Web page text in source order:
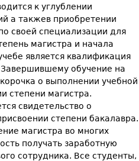
к углублении
а такжев приобретении
своей специализации для
магистра и начала
является квалификация
обучение на
о выполнении учебной
степени магистра.
свидетельство о
степени бакалавра.
магистра во многих
получать заработную
сотрудника. Все студенты,